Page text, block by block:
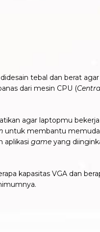
tebal dan berat
dari mesin CPU (
agar laptopmu
untuk membantu
aplikasi game yang
kapasitas VGA dan